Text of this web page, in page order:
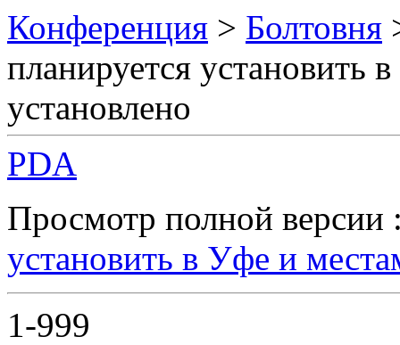
Конференция > Болтовня
планируется установить
установлено
PDA
Просмотр полной
установить в Уфе и
1-999